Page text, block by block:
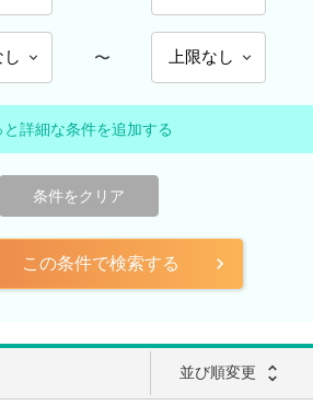
〜
と詳細な条件を追加する
条件をクリア
この条件で検索する
並び順変更 unfold_more